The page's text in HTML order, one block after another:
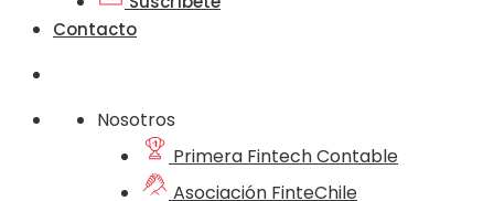
Contacto
Nosotros
Primera Fintech Contable
Asociación FinteChile